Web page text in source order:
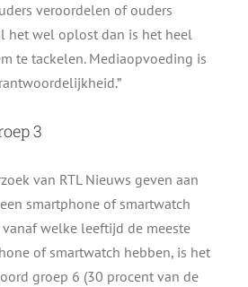
veroordelen of ouders
het wel oplost dan is het heel
te tackelen. Mediaopvoeding is
3
van RTL Nieuws geven aan
smartphone of smartwatch
vanaf welke leeftijd de meeste
of smartwatch hebben, is het
groep 6 (30 procent van de